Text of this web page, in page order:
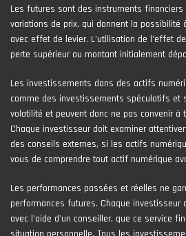
Les futures sont des instruments
variations de prix, qui donnent la possibilité
avec effet de levier. L’utilisation de l’effet
perte supérieur au montant initialement
Les investissements dans des actifs
comme des investissements spéculatifs et
volatilité et peuvent donc ne pas convenir à
Chaque investisseur doit examiner
des conseils externes, si les actifs
vous de comprendre tout actif numérique
Les performances passées et réelles ne
performances futures. Chaque investisseur
avec l'aide d'un conseiller, que ce service